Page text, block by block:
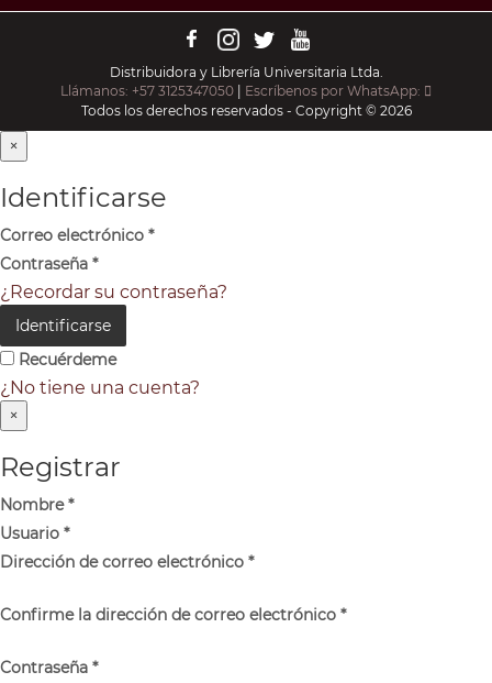
Distribuidora y Librería Universitaria Ltda.
Llámanos: +57 3125347050
Escríbenos por WhatsApp:
Todos los derechos reservados - Copyright © 2026
×
Identificarse
Correo electrónico *
Contraseña *
¿Recordar su contraseña?
Identificarse
Recuérdeme
¿No tiene una cuenta?
×
Registrar
Nombre*
Usuario *
Dirección de correo electrónico *
Confirme la dirección de correo electrónico *
Contraseña *